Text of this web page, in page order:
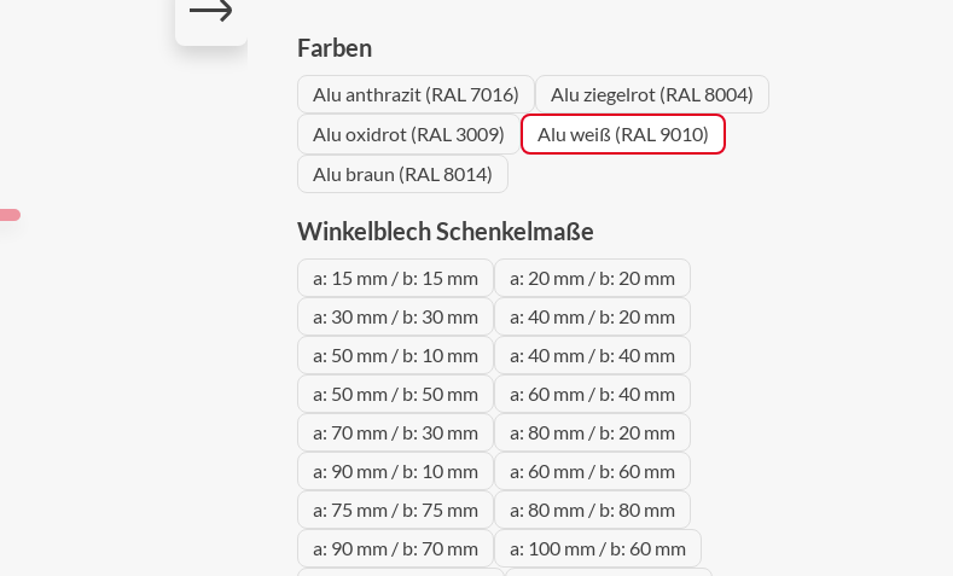
Farbenauswählen
Alu anthrazit (RAL 7016)
Alu ziegelrot (RAL 8004)
Alu oxidrot (RAL 3009)
Alu weiß (RAL 9010)
Alu braun (RAL 8014)
Winkelblech Schenkelmaßeauswählen
a: 15 mm / b: 15 mm
a: 20 mm / b: 20 mm
a: 30 mm / b: 30 mm
a: 40 mm / b: 20 mm
a: 50 mm / b: 10 mm
a: 40 mm / b: 40 mm
a: 50 mm / b: 50 mm
a: 60 mm / b: 40 mm
a: 70 mm / b: 30 mm
a: 80 mm / b: 20 mm
a: 90 mm / b: 10 mm
a: 60 mm / b: 60 mm
a: 75 mm / b: 75 mm
a: 80 mm / b: 80 mm
a: 90 mm / b: 70 mm
a: 100 mm / b: 60 mm